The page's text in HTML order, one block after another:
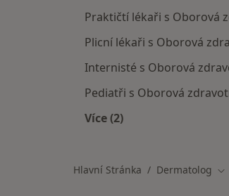
Praktičtí lékaři s Oborová
Plicní lékaři s Oborová
Internisté s Oborová
Pediatři s Oborová
Více (2)
Hlavní Stránka Dermatolog